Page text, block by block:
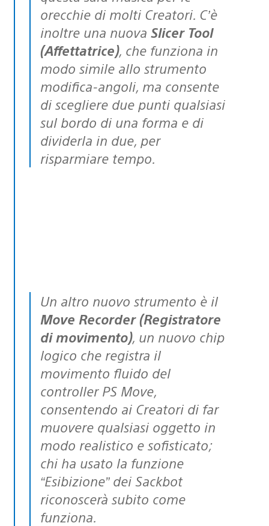
orecchie di molti Creatori. C’è
inoltre una nuova Slicer Tool
(Affettatrice), che funziona in
modo simile allo strumento
modifica-angoli, ma consente
di scegliere due punti qualsiasi
sul bordo di una forma e di
dividerla in due, per
risparmiare tempo.
Un altro nuovo strumento è il
Move Recorder (Registratore
di movimento), un nuovo chip
logico che registra il
movimento fluido del
controller PS Move,
consentendo ai Creatori di far
muovere qualsiasi oggetto in
modo realistico e sofisticato;
chi ha usato la funzione
“Esibizione” dei Sackbot
riconoscerà subito come
funziona.